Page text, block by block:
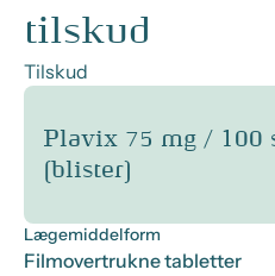
tilskud
Tilskud
Plavix 75 mg / 100 stk.
(blister)
Lægemiddelform
Filmovertrukne tabletter